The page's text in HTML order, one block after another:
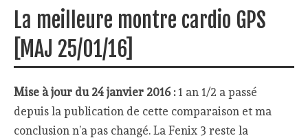
La meilleure montre cardio GPS
[MAJ 25/01/16]
Mise à jour du 24 janvier 2016 :1 an 1/2 a passé
depuis la publication de cette comparaison et ma
conclusion n’a pas changé. La Fenix 3 reste la